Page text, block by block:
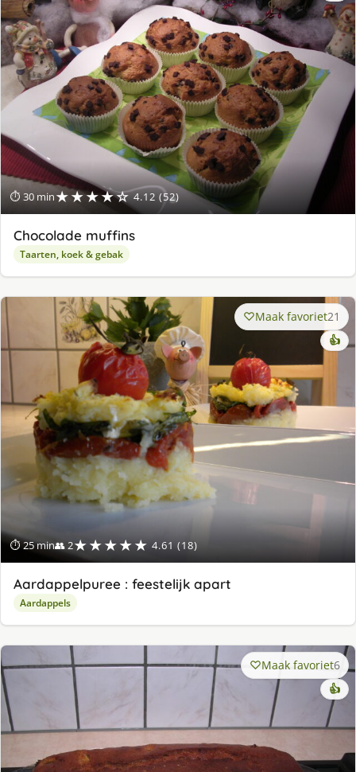
⏱ 30 min★★★★☆ 4.12 (52)
Chocolade muffins
Taarten, koek & gebak
⏱ 25 min👥 2★★★★★ 4.61 (18)
Maak favoriet21
👍
Aardappelpuree : feestelijk apart
Aardappels
Maak favoriet6
👍